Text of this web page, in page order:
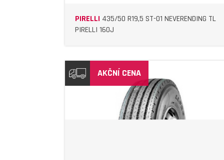
PIRELLI 435/50 R19,5 ST-01 NEVERENDING TL
PIRELLI 160J
AKČNÍ CENA